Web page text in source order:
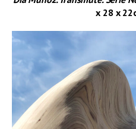
x 28 x